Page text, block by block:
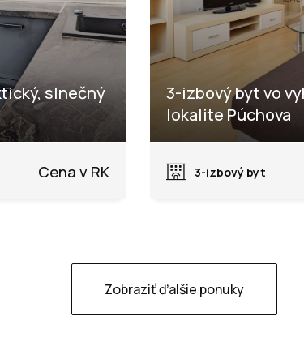
slnečný
Cena v RK
3-izbový byt vo
lokalite Púchova
3-izbový byt
Zobraziť ďalšie ponuky